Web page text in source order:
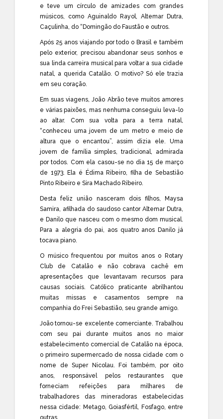
e teve um círculo de amizades com grandes
músicos, como Aguinaldo Rayol, Altemar Dutra,
Caçulinha, do “Domingão do Faustão e outros.
Após 25 anos viajando por todo o Brasil e também
pelo exterior, precisou abandonar seus sonhos e
sua linda carreira musical para voltar a sua cidade
natal, a querida Catalão. O motivo? Só ele trazia
em seu coração.
Em suas viagens, João Abrão teve muitos amores
e várias paixões, mas nenhuma conseguiu leva-lo
ao altar. Com sua volta para a terra natal,
“conheceu uma jovem de um metro e meio de
altura que o encantou”, assim dizia ele. Uma
jovem de família simples, tradicional, admirada
por todos. Com ela casou-se no dia 15 de março
de 1973. Ela é Édima Ribeiro, filha de Sebastião
Pinto Ribeiro e Sira Machado Ribeiro.
Desta feliz união nasceram dois filhos, Maysa
Samira, afilhada do saudoso cantor Altemar Dutra,
e Danilo que nasceu com o mesmo dom musical.
Para a alegria do pai, aos quatro anos Danilo já
tocava piano.
O músico frequentou por muitos anos o Rotary
Club de Catalão e não cobrava cachê em
apresentações que levantavam recursos para
causas sociais. Católico praticante abrilhantou
muitas missas e casamentos sempre na
companhia do Frei Sebastião, seu grande amigo.
João tornou-se excelente comerciante. Trabalhou
com seu pai durante muitos anos no maior
estabelecimento comercial de Catalão na época,
o primeiro supermercado de nossa cidade com o
nome de Super Nicolau. Foi também, por oito
anos, responsável pelos restaurantes que
forneciam refeições para milhares de
trabalhadores das mineradoras estabelecidas
nessa cidade: Metago, Goiasfértil, Fosfago, entre
outras.